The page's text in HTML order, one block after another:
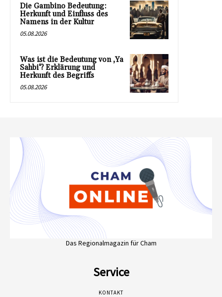
Die Gambino Bedeutung:
Herkunft und Einfluss des
Namens in der Kultur
05.08.2026
Was ist die Bedeutung von ‚Ya
Sahbi‘? Erklärung und
Herkunft des Begriffs
05.08.2026
Das Regionalmagazin für Cham
Service
KONTAKT